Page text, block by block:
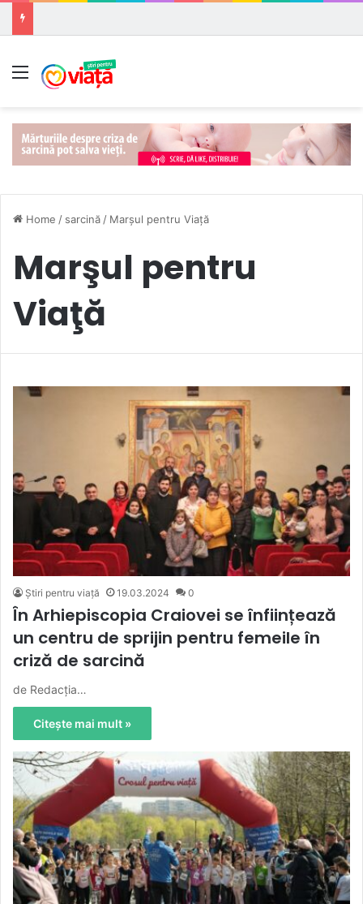
Meniu
Home / sarcină / Marşul pentru Viaţă
Marşul pentru
Viaţă
Știri pentru viață 19.03.2024 0
În Arhiepiscopia Craiovei se înființează
un centru de sprijin pentru femeile în
criză de sarcină
de Redacția…
Citește mai mult »